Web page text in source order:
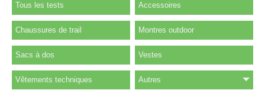
Tous les tests Accessoires
Chaussures de trail Montres outdoor
Sacs à dos Vestes
Vêtements techniques Autres